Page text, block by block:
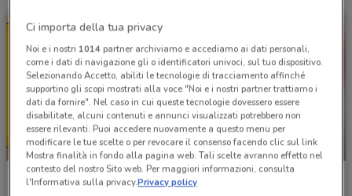
-3 GIORNI
PENNY
-3 GIORNI
Ci importa della tua privacy
Noi e i nostri 1014partner archiviamo e accediamo ai dati personali,
come i dati di navigazione gli o identificatori univoci, sul tuo dispositivo.
Selezionando Accetto, abiliti le tecnologie di tracciamento affinché
supportino gli scopi mostrati alla voce "Noi e i nostri partner trattiamo i
dati da fornire". Nel caso in cui queste tecnologie dovessero essere
disabilitate, alcuni contenuti e annunci visualizzati potrebbero non
essere rilevanti. Puoi accedere nuovamente a questo menu per
modificare le tue scelte o per revocare il consenso facendo clic sul link
Mostra finalità in fondo alla pagina web. Tali scelte avranno effetto nel
contesto del nostro Sito web. Per maggiori informazioni, consulta
l'Informativa sulla privacy.Privacy policy